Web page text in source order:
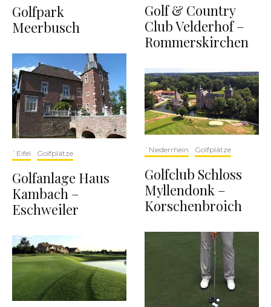
Golfpark
Meerbusch
`Eifel Golfplätze
Golfanlage Haus
Kambach –
Eschweiler
Golf & Country
Club Velderhof –
Rommerskirchen
`Niederrhein Golfplätze
Golfclub Schloss
Myllendonk –
Korschenbroich